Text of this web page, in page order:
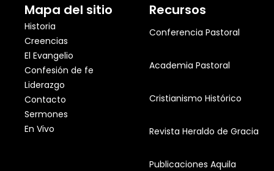
Mapa del sitio
Historia
Creencias
El Evangelio
Confesión de fe
Liderazgo
Contacto
Sermones
En Vivo
Recursos
Conferencia Pastoral
Academia Pastoral
Cristianismo Histórico
Revista Heraldo de Gracia
Publicaciones Aquila